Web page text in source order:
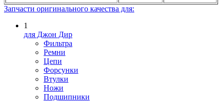
Запчасти оригинального качества для:
1
для Джон Дир
Фильтра
Ремни
Цепи
Форсунки
Втулки
Ножи
Подшипники